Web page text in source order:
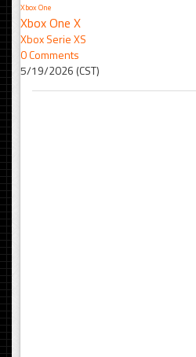
Xbox One
Xbox One X
Xbox Serie XS
0 Comments
5/19/2026 (CST)